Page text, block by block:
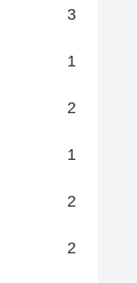
3
1
2
1
2
2